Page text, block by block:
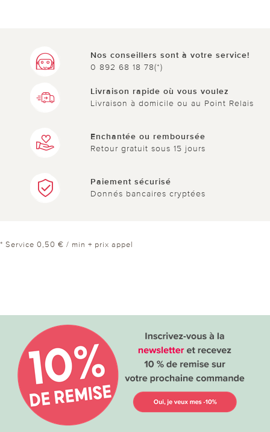
Nos conseillers sont à votre service!
0 892 68 18 78(*)
Livraison rapide où vous voulez
Livraison à domicile ou au Point Relais
Enchantée ou remboursée
Retour gratuit sous 15 jours
Paiement sécurisé
Donnés bancaires cryptées
* Service 0,50 € / min + prix appel